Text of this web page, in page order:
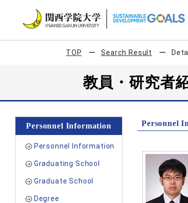
TOP Search Result
教員・研究
Personnel Information
Personnel Information
Graduating School
Graduate School
Degree
Personnel